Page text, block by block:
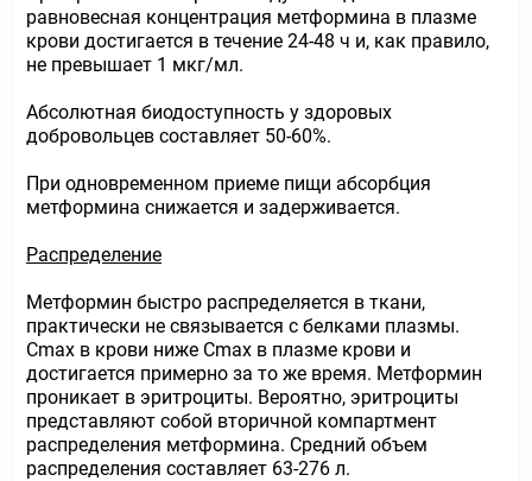
равновесная концентрация метформина в плазме
крови достигается в течение 24-48 ч и, как правило,
не превышает 1 мкг/мл.
Абсолютная биодоступность у здоровых
добровольцев составляет 50-60%.
При одновременном приеме пищи абсорбция
метформина снижается и задерживается.
Распределение
Метформин быстро распределяется в ткани,
практически не связывается с белками плазмы.
Сmах в крови ниже Сmах в плазме крови и
достигается примерно за то же время. Метформин
проникает в эритроциты. Вероятно, эритроциты
представляют собой вторичной компартмент
распределения метформина. Средний объем
распределения составляет 63-276 л.